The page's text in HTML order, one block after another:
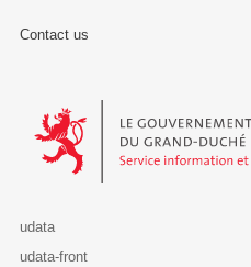
Contact us
Le Gouvernement du Grand-
udata
udata-front